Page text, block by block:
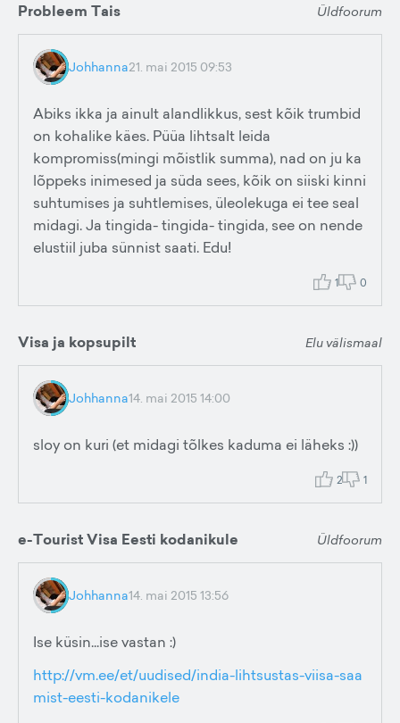
Probleem Tais Üldfoorum
Johhanna21. mai 2015 09:53
Abiks ikka ja ainult alandlikkus, sest kõik trumbid
on kohalike käes. Püüa lihtsalt leida
kompromiss(mingi mõistlik summa), nad on ju ka
lõppeks inimesed ja süda sees, kõik on siiski kinni
suhtumises ja suhtlemises, üleolekuga ei tee seal
midagi. Ja tingida- tingida- tingida, see on nende
elustiil juba sünnist saati. Edu!
1 0
Visa ja kopsupilt Elu välismaal
Johhanna14. mai 2015 14:00
sloy on kuri (et midagi tõlkes kaduma ei läheks :))
2 1
e-Tourist Visa Eesti kodanikule Üldfoorum
Johhanna14. mai 2015 13:56
Ise küsin...ise vastan :)
http://vm.ee/et/uudised/india-lihtsustas-viisa-saa
mist-eesti-kodanikele